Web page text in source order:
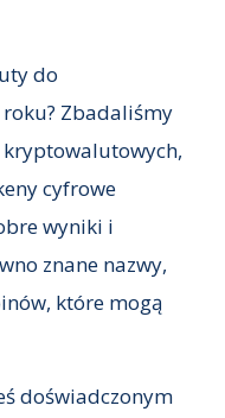
do
Zbadaliśmy
cyfrowe
wyniki i
znane nazwy,
które mogą
doświadczonym